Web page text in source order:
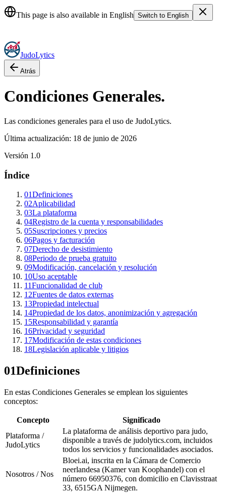
JudoLytics: The Complete Judo Platform for Judokas, Coaches &
This page is also available in English Switch to English
JudoLytics
Atrás
Condiciones Generales.
Las condiciones generales para el uso de JudoLytics.
Última actualización: 18 de junio de 2026
Versión 1.0
Índice
01Definiciones
02Aplicabilidad
03La plataforma
04Registro de la cuenta y responsabilidades
05Suscripciones y precios
06Pagos y facturación
07Derecho de desistimiento
08Periodo de prueba gratuito
09Modificación, cancelación y resolución
10Uso aceptable
11Funcionalidad de club
12Fuentes de datos externas
13Propiedad intelectual
14Propiedad de los datos, anonimización y agregación
15Responsabilidad y garantía
16Privacidad y seguridad
17Modificación de estas condiciones
18Legislación aplicable y litigios
01Definiciones
En estas Condiciones Generales se emplean los siguientes
conceptos:
Concepto
Significado
Plataforma /
JudoLytics
La plataforma de análisis deportivo para judo,
disponible a través de judolytics.com, incluidos
todos los servicios y funcionalidades asociados.
Nosotros / Nos
Bloei.ai, inscrita en la Cámara de Comercio
neerlandesa (Kamer van Koophandel) con el
número 66950376, con domicilio en Clavisstraat
33, 6515GA Nijmegen.